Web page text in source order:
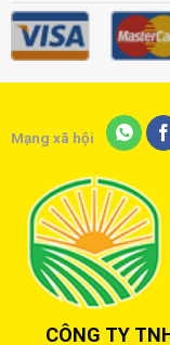
Mạng xã hội
CÔNG TY